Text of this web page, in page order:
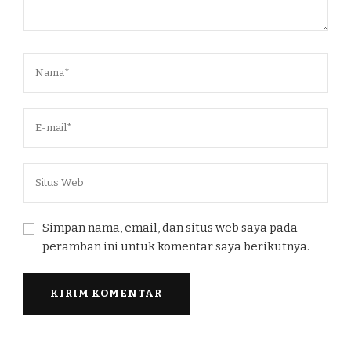
Simpan nama, email, dan situs web saya pada
peramban ini untuk komentar saya berikutnya.